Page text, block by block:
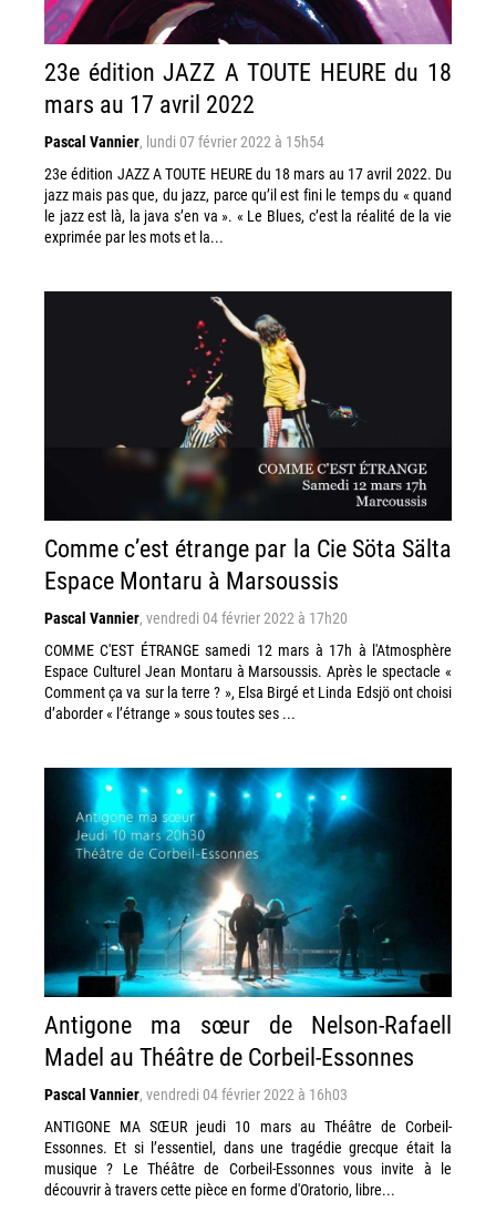
23e édition JAZZ A TOUTE HEURE du 18
mars au 17 avril 2022
Pascal Vannier, lundi 07 février 2022 à 15h54
23e édition JAZZ A TOUTE HEURE du 18 mars au 17 avril 2022. Du
jazz mais pas que, du jazz, parce qu’il est fini le temps du « quand
le jazz est là, la java s’en va ». « Le Blues, c’est la réalité de la vie
exprimée par les mots et la...
Comme c’est étrange par la Cie Söta Sälta
Espace Montaru à Marsoussis
Pascal Vannier, vendredi 04 février 2022 à 17h20
COMME C'EST ÉTRANGE samedi 12 mars à 17h à l'Atmosphère
Espace Culturel Jean Montaru à Marsoussis. Après le spectacle «
Comment ça va sur la terre ? », Elsa Birgé et Linda Edsjö ont choisi
d’aborder « l’étrange » sous toutes ses ...
Antigone ma sœur de Nelson-Rafaell
Madel au Théâtre de Corbeil-Essonnes
Pascal Vannier, vendredi 04 février 2022 à 16h03
ANTIGONE MA SŒUR jeudi 10 mars au Théâtre de Corbeil-
Essonnes. Et si l’essentiel, dans une tragédie grecque était la
musique ? Le Théâtre de Corbeil-Essonnes vous invite à le
découvrir à travers cette pièce en forme d'Oratorio, libre...